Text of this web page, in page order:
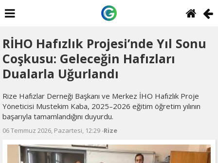
RİHO Hafızlık Projesi’nde Yıl Sonu
Coşkusu: Geleceğin Hafızları
Dualarla Uğurlandı
Rize Hafızlar Derneği Başkanı ve Merkez İHO Hafızlık Proje
Yöneticisi Mustekim Kaba, 2025–2026 eğitim öğretim yılının
başarıyla tamamlandığını duyurdu.
06 Temmuz 2026, Pazartesi, 12:29 -Rize